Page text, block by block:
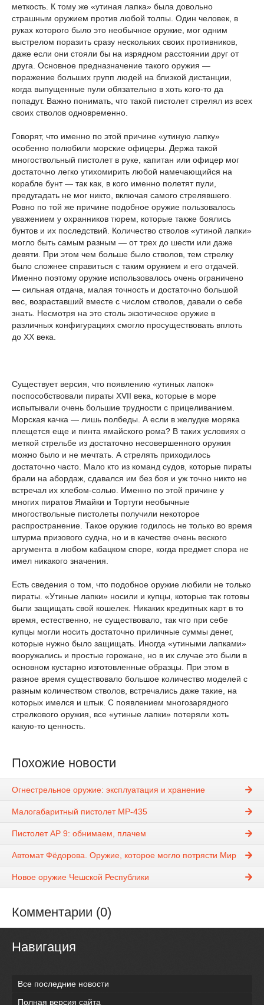
меткость. К тому же «утиная лапка» была довольно
страшным оружием против любой толпы. Один человек, в
руках которого было это необычное оружие, мог одним
выстрелом поразить сразу нескольких своих противников,
даже если они стояли бы на изрядном расстоянии друг от
друга. Основное предназначение такого оружия —
поражение больших групп людей на близкой дистанции,
когда выпущенные пули обязательно в хоть кого-то да
попадут. Важно понимать, что такой пистолет стрелял из всех
своих стволов одновременно.
Говорят, что именно по этой причине «утиную лапку»
особенно полюбили морские офицеры. Держа такой
многоствольный пистолет в руке, капитан или офицер мог
достаточно легко утихомирить любой намечающийся на
корабле бунт — так как, в кого именно полетят пули,
предугадать не мог никто, включая самого стрелявшего.
Ровно по той же причине подобное оружие пользовалось
уважением у охранников тюрем, которые также боялись
бунтов и их последствий. Количество стволов «утиной лапки»
могло быть самым разным — от трех до шести или даже
девяти. При этом чем больше было стволов, тем стрелку
было сложнее справиться с таким оружием и его отдачей.
Именно поэтому оружие использовалось очень ограничено
— сильная отдача, малая точность и достаточно большой
вес, возраставший вместе с числом стволов, давали о себе
знать. Несмотря на это столь экзотическое оружие в
различных конфигурациях смогло просуществовать вплоть
до XX века.
Существует версия, что появлению «утиных лапок»
поспособствовали пираты XVII века, которые в море
испытывали очень большие трудности с прицеливанием.
Морская качка — лишь полбеды. А если в желудке моряка
плещется еще и пинта ямайского рома? В таких условиях о
меткой стрельбе из достаточно несовершенного оружия
можно было и не мечтать. А стрелять приходилось
достаточно часто. Мало кто из команд судов, которые пираты
брали на абордаж, сдавался им без боя и уж точно никто не
встречал их хлебом-солью. Именно по этой причине у
многих пиратов Ямайки и Тортуги необычные
многоствольные пистолеты получили некоторое
распространение. Такое оружие годилось не только во время
штурма призового судна, но и в качестве очень веского
аргумента в любом кабацком споре, когда предмет спора не
имел никакого значения.
Есть сведения о том, что подобное оружие любили не только
пираты. «Утиные лапки» носили и купцы, которые так готовы
были защищать свой кошелек. Никаких кредитных карт в то
время, естественно, не существовало, так что при себе
купцы могли носить достаточно приличные суммы денег,
которые нужно было защищать. Иногда «утиными лапками»
вооружались и простые горожане, но в их случае это были в
основном кустарно изготовленные образцы. При этом в
разное время существовало большое количество моделей с
разным количеством стволов, встречались даже такие, на
которых имелся и штык. С появлением многозарядного
стрелкового оружия, все «утиные лапки» потеряли хоть
какую-то ценность.
Похожие новости
Огнестрельное оружие: эксплуатация и хранение
Малогабаритный пистолет МР-435
Пистолет AP 9: обнимаем, плачем
Автомат Фёдорова. Оружие, которое могло потрясти Мир
Новое оружие Чешской Республики
Комментарии (0)
Навигация
Все последние новости
Полная версия сайта